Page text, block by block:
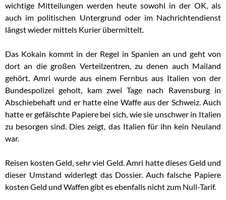
wichtige Mitteilungen werden heute sowohl in der OK, als
auch im politischen Untergrund oder im Nachrichtendienst
längst wieder mittels Kurier übermittelt.
Das Kokain kommt in der Regel in Spanien an und geht von
dort an die großen Verteilzentren, zu denen auch Mailand
gehört. Amri wurde aus einem Fernbus aus Italien von der
Bundespolizei geholt, kam zwei Tage nach Ravensburg in
Abschiebehaft und er hatte eine Waffe aus der Schweiz. Auch
hatte er gefälschte Papiere bei sich, wie sie unschwer in Italien
zu besorgen sind. Dies zeigt, das Italien für ihn kein Neuland
war.
Reisen kosten Geld, sehr viel Geld. Amri hatte dieses Geld und
dieser Umstand widerlegt das Dossier. Auch falsche Papiere
kosten Geld und Waffen gibt es ebenfalls nicht zum Null-Tarif.